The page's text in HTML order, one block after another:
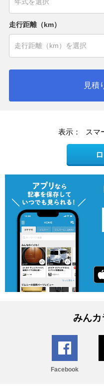
走行距離（km）
見積
表示： スマ
みんカ
Facebook